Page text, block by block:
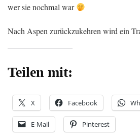
wer sie nochmal war
Nach Aspen zurückzukehren wird ein
Teilen mit:
X Facebook
E-Mail Pinterest